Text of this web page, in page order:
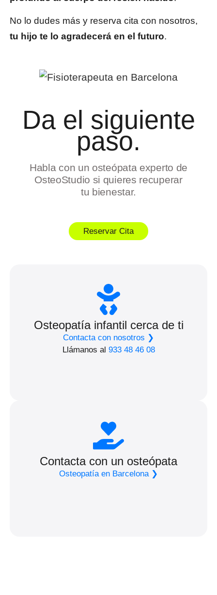
No lo dudes más y reserva cita con nosotros,
tu hijo te lo agradecerá en el futuro.
Da el siguiente
paso.
Habla con un osteópata experto de
OsteoStudio si quieres recuperar
tu bienestar.
Reservar Cita
Osteopatía infantil cerca de ti
Contacta con nosotros ❯
Llámanos al 933 48 46 08
Contacta con un osteópata
Osteopatía en Barcelona ❯